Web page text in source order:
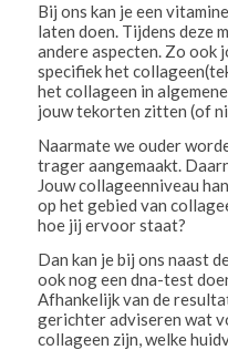
Bij ons kan je een
laten doen. Tijdens deze
andere aspecten. Zo ook
specifiek het
het collageen in
jouw tekorten zitten (of
Naarmate we ouder
trager aangemaakt.
Jouw collageenniveau
op het gebied van
hoe jij ervoor staat?
Dan kan je bij ons naast
ook nog een dna-test
Afhankelijk van de
gerichter adviseren wat
collageen zijn, welke